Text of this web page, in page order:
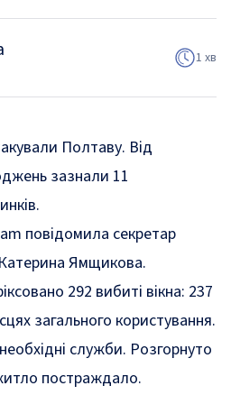
1 хв
Полтаву. Від
зазнали 11
повідомила секретар
Ямщикова.
292 вибиті вікна: 237
загального користування.
служби. Розгорнуто
постраждало.